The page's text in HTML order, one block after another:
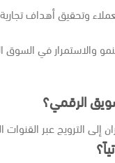
وتحقيق أهداف
والاستمرار في السوق
الرقمي؟
الترويج عبر القنوات